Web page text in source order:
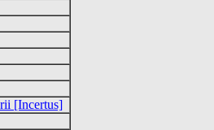
[Incertus]